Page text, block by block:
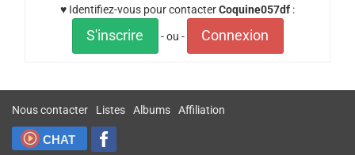
♥ Identifiez-vous pour contacterCoquine057df :
S'inscrire - ou - Connexion
Nous contacter Listes Albums Affiliation
CHAT